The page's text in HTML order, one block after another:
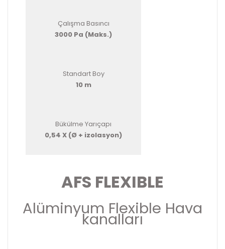
Çalışma Basıncı
3000 Pa (Maks.)
Standart Boy
10 m
Bükülme Yarıçapı
0,54 X (Ø + izolasyon)
AFS FLEXIBLE
Alüminyum Flexible Hava
kanalları